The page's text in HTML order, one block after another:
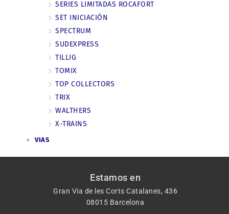
SERIES LIMITADAS ROCAFORT
SET INICIACIÓN
SPECTRUM
SUDEXPRESS
TILLIG
TOMIX
TOP COLLECTORS
TRIX
WALTHERS
X-TRAINS
VIAS
Estamos en
Gran Via de les Corts Catalanes, 436
08015 Barcelona